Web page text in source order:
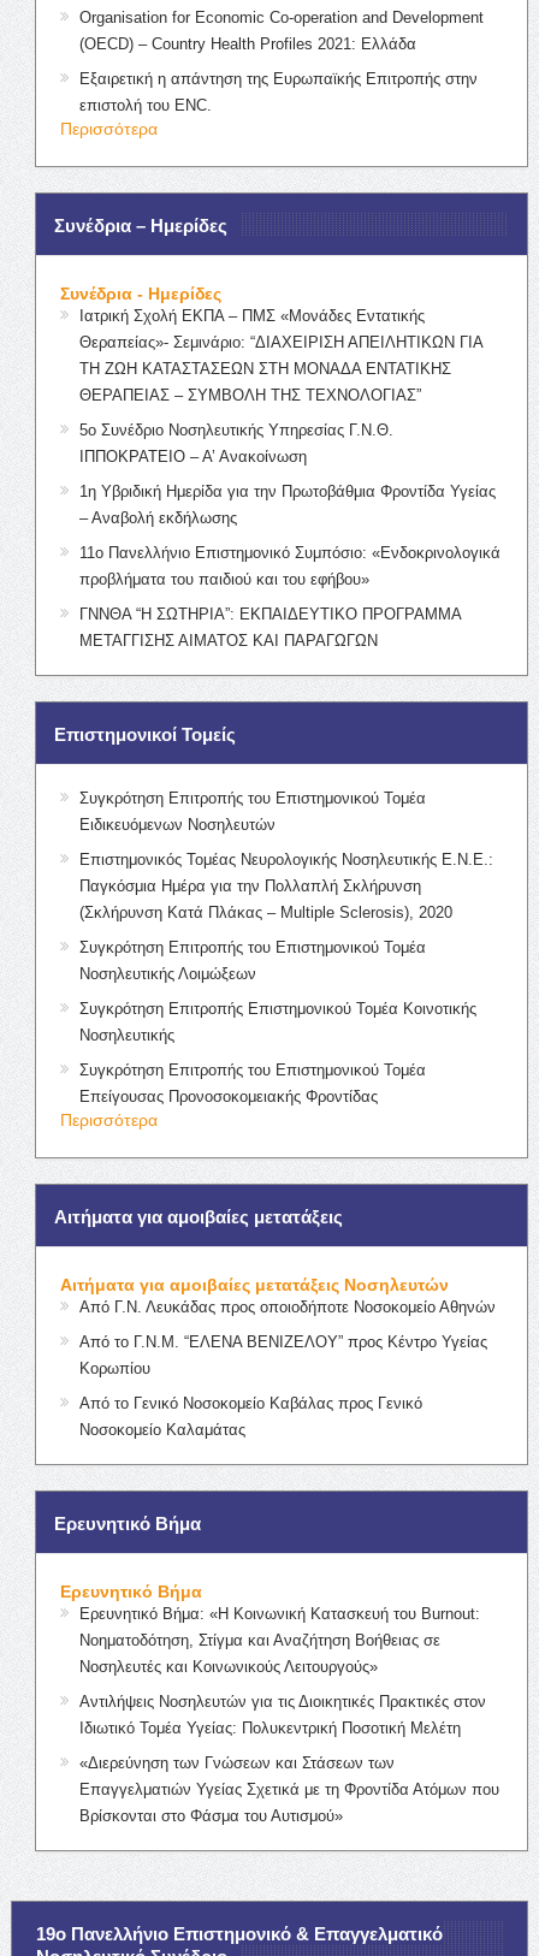
Organisation for Economic Co-operation and Development
(OECD) – Country Health Profiles 2021: Ελλάδα
Εξαιρετική η απάντηση της Ευρωπαϊκής Επιτροπής στην
επιστολή του ENC.
Περισσότερα
Συνέδρια – Ημερίδες
Συνέδρια - Ημερίδες
Ιατρική Σχολή ΕΚΠΑ – ΠΜΣ «Μονάδες Εντατικής
Θεραπείας»- Σεμινάριο: “ΔΙΑΧΕΙΡΙΣΗ ΑΠΕΙΛΗΤΙΚΩΝ ΓΙΑ
ΤΗ ΖΩΗ ΚΑΤΑΣΤΑΣΕΩΝ ΣΤΗ ΜΟΝΑΔΑ ΕΝΤΑΤΙΚΗΣ
ΘΕΡΑΠΕΙΑΣ – ΣΥΜΒΟΛΗ ΤΗΣ ΤΕΧΝΟΛΟΓΙΑΣ”
5ο Συνέδριο Νοσηλευτικής Υπηρεσίας Γ.Ν.Θ.
ΙΠΠΟΚΡΑΤΕΙΟ – Α’ Ανακοίνωση
1η Υβριδική Ημερίδα για την Πρωτοβάθμια Φροντίδα Υγείας
– Αναβολή εκδήλωσης
11ο Πανελλήνιο Επιστημονικό Συμπόσιο: «Ενδοκρινολογικά
προβλήματα του παιδιού και του εφήβου»
ΓΝΝΘΑ “Η ΣΩΤΗΡΙΑ”: ΕΚΠΑΙΔΕΥΤΙΚΟ ΠΡΟΓΡΑΜΜΑ
ΜΕΤΑΓΓΙΣΗΣ ΑΙΜΑΤΟΣ ΚΑΙ ΠΑΡΑΓΩΓΩΝ
Επιστημονικοί Τομείς
Συγκρότηση Επιτροπής του Επιστημονικού Τομέα
Ειδικευόμενων Νοσηλευτών
Επιστημονικός Τομέας Νευρολογικής Νοσηλευτικής Ε.Ν.Ε.:
Παγκόσμια Ημέρα για την Πολλαπλή Σκλήρυνση
(Σκλήρυνση Κατά Πλάκας – Multiple Sclerosis), 2020
Συγκρότηση Επιτροπής του Επιστημονικού Τομέα
Νοσηλευτικής Λοιμώξεων
Συγκρότηση Επιτροπής Επιστημονικού Τομέα Κοινοτικής
Νοσηλευτικής
Συγκρότηση Επιτροπής του Επιστημονικού Τομέα
Επείγουσας Προνοσοκομειακής Φροντίδας
Περισσότερα
Αιτήματα για αμοιβαίες μετατάξεις
Αιτήματα για αμοιβαίες μετατάξεις Νοσηλευτών
Από Γ.Ν. Λευκάδας προς οποιοδήποτε Νοσοκομείο Αθηνών
Από το Γ.Ν.Μ. “ΕΛΕΝΑ ΒΕΝΙΖΕΛΟΥ” προς Κέντρο Υγείας
Κορωπίου
Από το Γενικό Νοσοκομείο Καβάλας προς Γενικό
Νοσοκομείο Καλαμάτας
Ερευνητικό Βήμα
Ερευνητικό Βήμα
Ερευνητικό Βήμα: «Η Κοινωνική Κατασκευή του Burnout:
Νοηματοδότηση, Στίγμα και Αναζήτηση Βοήθειας σε
Νοσηλευτές και Κοινωνικούς Λειτουργούς»
Αντιλήψεις Νοσηλευτών για τις Διοικητικές Πρακτικές στον
Ιδιωτικό Τομέα Υγείας: Πολυκεντρική Ποσοτική Μελέτη
«Διερεύνηση των Γνώσεων και Στάσεων των
Επαγγελματιών Υγείας Σχετικά με τη Φροντίδα Ατόμων που
Βρίσκονται στο Φάσμα του Αυτισμού»
19ο Πανελλήνιο Επιστημονικό & Επαγγελματικό